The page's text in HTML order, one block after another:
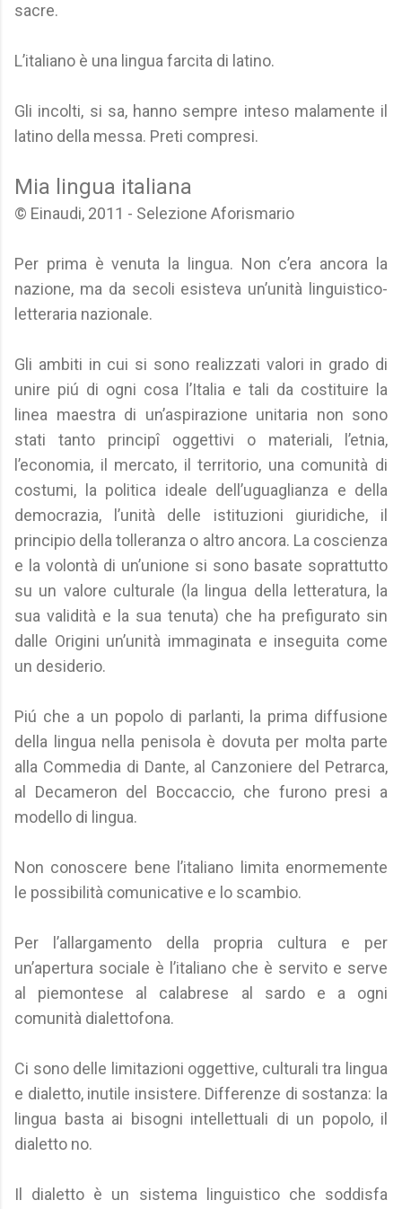
sacre.
L’italiano è una lingua farcita di latino.
Gli incolti, si sa, hanno sempre inteso malamente il
latino della messa. Preti compresi.
Mia lingua italiana
© Einaudi, 2011 - Selezione Aforismario
Per prima è venuta la lingua. Non c’era ancora la
nazione, ma da secoli esisteva un’unità linguistico-
letteraria nazionale.
Gli ambiti in cui si sono realizzati valori in grado di
unire piú di ogni cosa l’Italia e tali da costituire la
linea maestra di un’aspirazione unitaria non sono
stati tanto principî oggettivi o materiali, l’etnia,
l’economia, il mercato, il territorio, una comunità di
costumi, la politica ideale dell’uguaglianza e della
democrazia, l’unità delle istituzioni giuridiche, il
principio della tolleranza o altro ancora. La coscienza
e la volontà di un’unione si sono basate soprattutto
su un valore culturale (la lingua della letteratura, la
sua validità e la sua tenuta) che ha prefigurato sin
dalle Origini un’unità immaginata e inseguita come
un desiderio.
Piú che a un popolo di parlanti, la prima diffusione
della lingua nella penisola è dovuta per molta parte
alla Commedia di Dante, al Canzoniere del Petrarca,
al Decameron del Boccaccio, che furono presi a
modello di lingua.
Non conoscere bene l’italiano limita enormemente
le possibilità comunicative e lo scambio.
Per l’allargamento della propria cultura e per
un’apertura sociale è l’italiano che è servito e serve
al piemontese al calabrese al sardo e a ogni
comunità dialettofona.
Ci sono delle limitazioni oggettive, culturali tra lingua
e dialetto, inutile insistere. Differenze di sostanza: la
lingua basta ai bisogni intellettuali di un popolo, il
dialetto no.
Il dialetto è un sistema linguistico che soddisfa